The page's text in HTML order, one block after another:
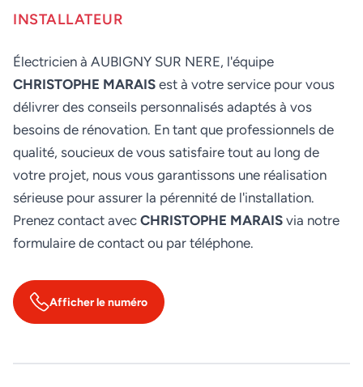
INSTALLATEUR
Électricien à AUBIGNY SUR NERE, l'équipe
CHRISTOPHE MARAIS est à votre service pour vous
délivrer des conseils personnalisés adaptés à vos
besoins de rénovation. En tant que professionnels de
qualité, soucieux de vous satisfaire tout au long de
votre projet, nous vous garantissons une réalisation
sérieuse pour assurer la pérennité de l'installation.
Prenez contact avec CHRISTOPHE MARAIS via notre
formulaire de contact ou par téléphone.
Afficher le numéro